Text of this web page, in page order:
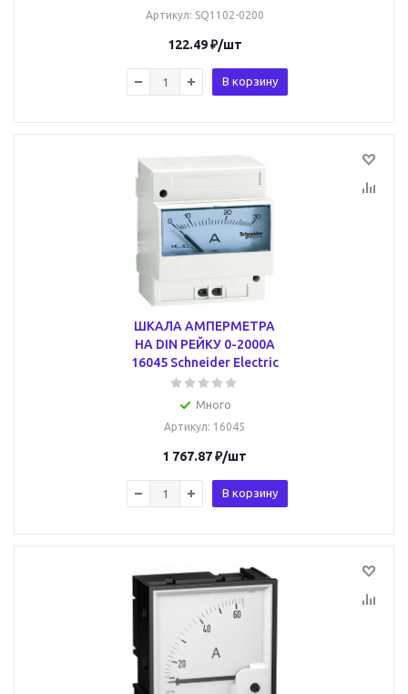
Артикул: SQ1102-0200
122.49₽/шт
В корзину
ШКАЛА АМПЕРМЕТРА
НА DIN РЕЙКУ 0-2000А
16045 Schneider Electric
Много
Артикул: 16045
1 767.87₽/шт
В корзину